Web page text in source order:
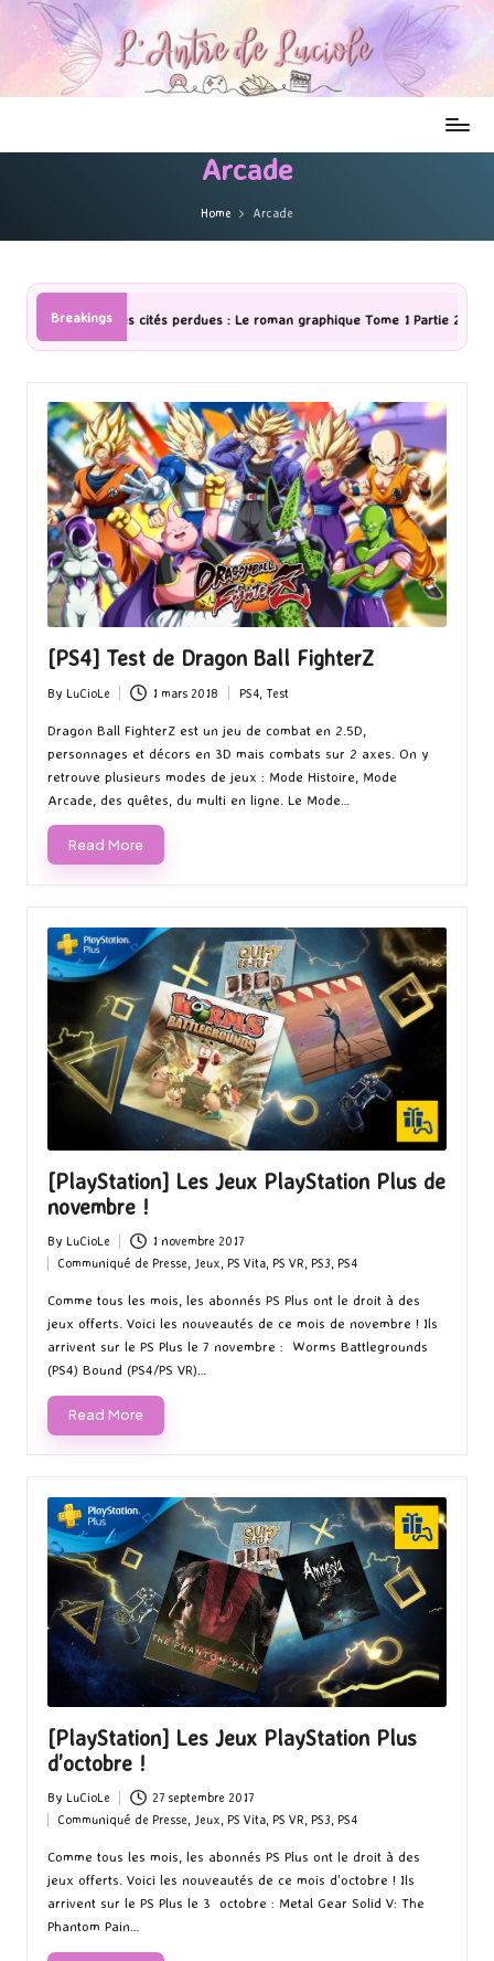
Arcade
Home Arcade
Breakings
roman graphique Tome 1 Partie 2 [Série TV] The Madison : J’ai
[PS4] Test de Dragon Ball FighterZ
Posted
by
By LuCioLe 1 mars 2018
Posted
PS4, Test
Dragon Ball FighterZ est un jeu de combat en 2.5D,
personnages et décors en 3D mais combats sur 2 axes. On y
retrouve plusieurs modes de jeux : Mode Histoire, Mode
Arcade, des quêtes, du multi en ligne. Le Mode…
Read More
[PlayStation] Les Jeux PlayStation Plus de
novembre !
Posted
by
By LuCioLe 1 novembre 2017
in
Communiqué de Presse, Jeux,PS Vita,PS VR,PS3,PS4
Comme tous les mois, les abonnés PS Plus ont le droit à des
jeux offerts. Voici les nouveautés de ce mois de novembre ! Ils
arrivent sur le PS Plus le 7 novembre : Worms Battlegrounds
(PS4) Bound (PS4/PS VR)…
Read More
[PlayStation] Les Jeux PlayStation Plus
d’octobre !
Posted
by
By LuCioLe 27 septembre 2017
in
Communiqué de Presse, Jeux,PS Vita,PS VR,PS3,PS4
Comme tous les mois, les abonnés PS Plus ont le droit à des
jeux offerts. Voici les nouveautés de ce mois d'octobre ! Ils
arrivent sur le PS Plus le 3 octobre : Metal Gear Solid V: The
Phantom Pain…